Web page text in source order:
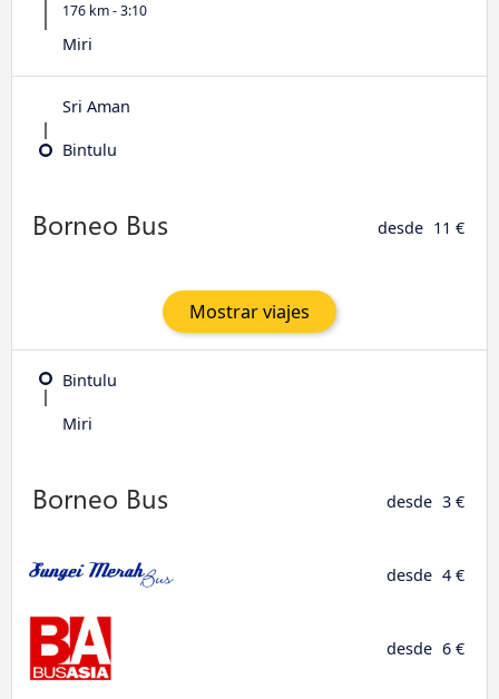
176 km - 3:10
Miri
Sri Aman
Bintulu
desde 11 €
Mostrar viajes
Bintulu
Miri
desde 3 €
desde 4 €
desde 6 €